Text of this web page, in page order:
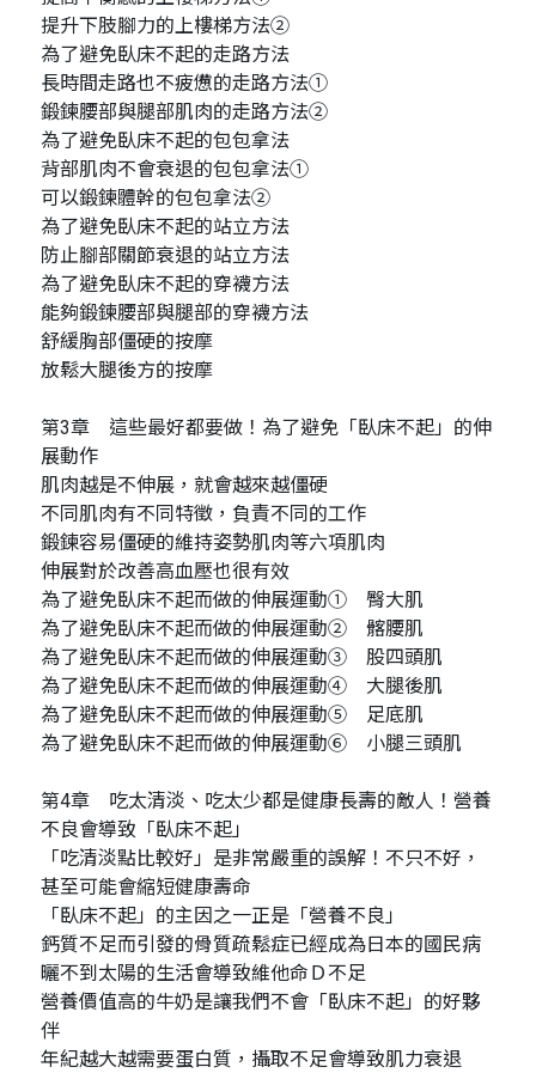
提升下肢腳力的上樓梯方法②
為了避免臥床不起的走路方法
長時間走路也不疲憊的走路方法①
鍛鍊腰部與腿部肌肉的走路方法②
為了避免臥床不起的包包拿法
背部肌肉不會衰退的包包拿法①
可以鍛鍊體幹的包包拿法②
為了避免臥床不起的站立方法
防止腳部關節衰退的站立方法
為了避免臥床不起的穿襪方法
能夠鍛鍊腰部與腿部的穿襪方法
舒緩胸部僵硬的按摩
放鬆大腿後方的按摩
第3章 這些最好都要做！為了避免「臥床不起」的伸
展動作
肌肉越是不伸展，就會越來越僵硬
不同肌肉有不同特徵，負責不同的工作
鍛鍊容易僵硬的維持姿勢肌肉等六項肌肉
伸展對於改善高血壓也很有效
為了避免臥床不起而做的伸展運動① 臀大肌
為了避免臥床不起而做的伸展運動② 髂腰肌
為了避免臥床不起而做的伸展運動③ 股四頭肌
為了避免臥床不起而做的伸展運動④ 大腿後肌
為了避免臥床不起而做的伸展運動⑤ 足底肌
為了避免臥床不起而做的伸展運動⑥ 小腿三頭肌
第4章 吃太清淡、吃太少都是健康長壽的敵人！營養
不良會導致「臥床不起」
「吃清淡點比較好」是非常嚴重的誤解！不只不好，
甚至可能會縮短健康壽命
「臥床不起」的主因之一正是「營養不良」
鈣質不足而引發的骨質疏鬆症已經成為日本的國民病
曬不到太陽的生活會導致維他命Ｄ不足
營養價值高的牛奶是讓我們不會「臥床不起」的好夥
伴
年紀越大越需要蛋白質，攝取不足會導致肌力衰退